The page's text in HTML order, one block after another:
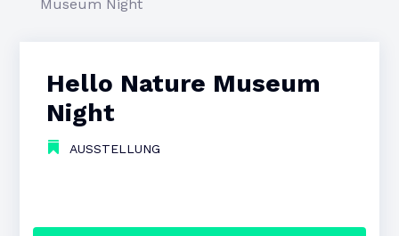
Museum Night
Hello Nature Museum
Night
AUSSTELLUNG